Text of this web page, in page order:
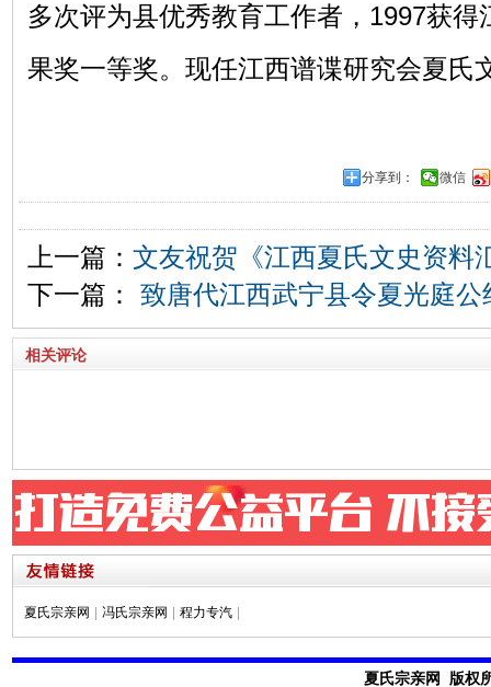
多次评为县优秀教育工作者，1997获
果奖一等奖。现任江西谱谍研究会夏氏
分享到： 微信
上一篇： 文友祝贺《江西夏氏文史资料
下一篇：
致唐代江西武宁县令夏光庭
相关评论
夏氏宗亲网 冯氏宗亲网 程力专汽
夏氏宗亲网 版权